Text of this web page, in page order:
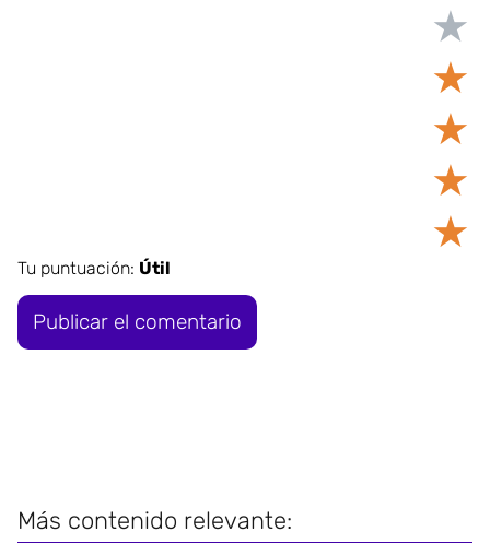
★
★
★
★
★
Tu puntuación: Útil
Más contenido relevante: